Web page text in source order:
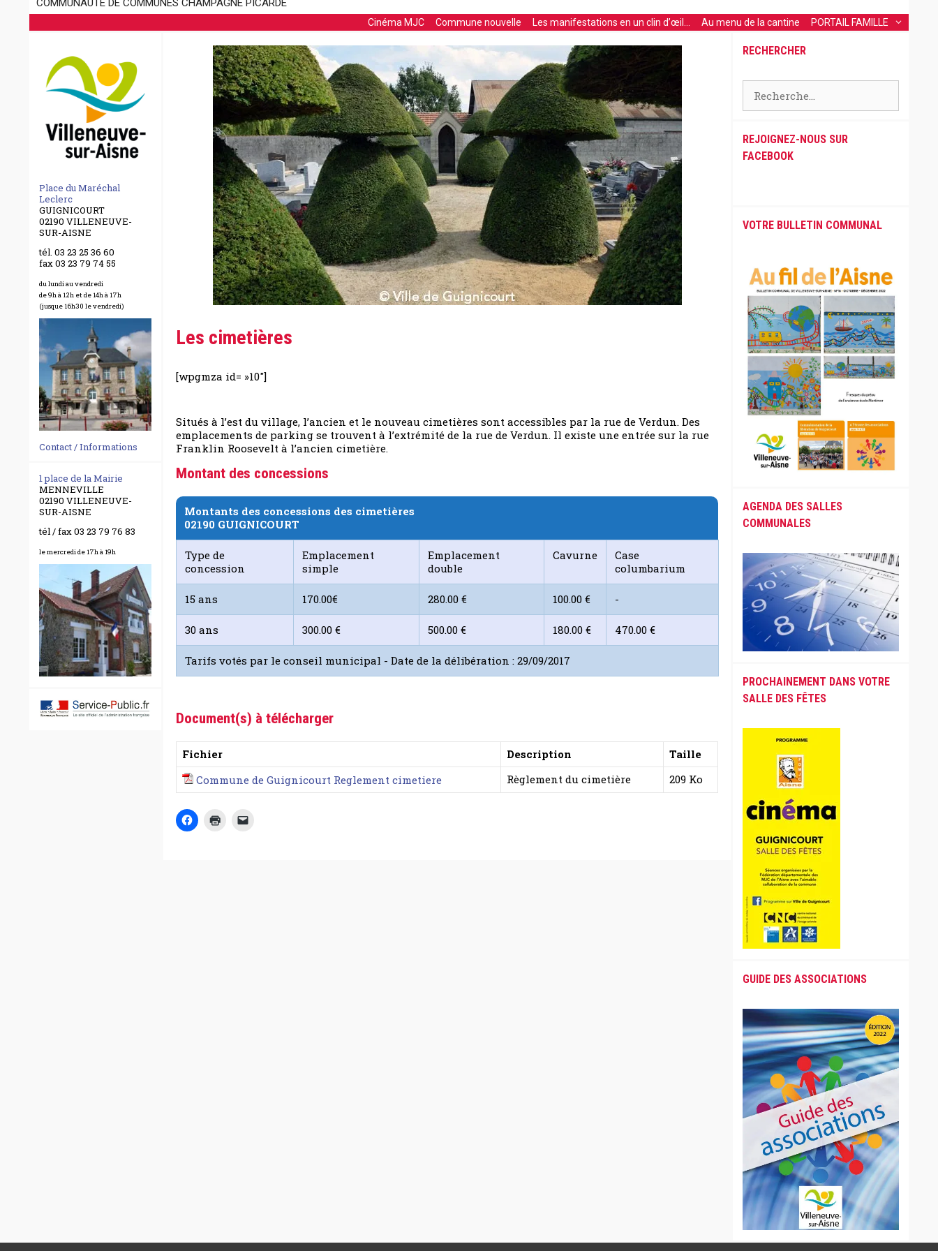
COMMUNAUTÉ DE COMMUNES CHAMPAGNE PICARDE
Cinéma MJC Commune nouvelle Les manifestations en un clin d’œil… Au menu de la cantine PORTAIL FAMILLE
Les cimetières
[wpgmza id= »10″]
Situés à l’est du village, l’ancien et le nouveau cimetières sont accessibles par la rue de Verdun. Des
emplacements de parking se trouvent à l’extrémité de la rue de Verdun. Il existe une entrée sur la rue
Franklin Roosevelt à l’ancien cimetière.
Montant des concessions
Montants des concessions des cimetières
02190 GUIGNICOURT
Type de
concession
Emplacement
simple
Emplacement
double
Cavurne
Case
columbarium
15 ans 170.00€ 280.00 € 100.00 € -
30 ans 300.00 € 500.00 € 180.00 € 470.00 €
Tarifs votés par le conseil municipal - Date de la délibération : 29/09/2017
Document(s) à télécharger
Fichier Description
Taille
Commune de Guignicourt Reglement cimetiere
Règlement du cimetière 209 Ko
Place du Maréchal
Leclerc
GUIGNICOURT
02190 VILLENEUVE-
SUR-AISNE
tél. 03 23 25 36 60
fax 03 23 79 74 55
du lundi au vendredi
de 9h à 12h et de 14h à 17h
(jusque 16h30 le vendredi)
Contact / Informations
1 place de la Mairie
MENNEVILLE
02190 VILLENEUVE-
SUR-AISNE
tél / fax 03 23 79 76 83
le mercredi de 17h à 19h
RECHERCHER
Rechercher :
REJOIGNEZ-NOUS SUR
FACEBOOK
VOTRE BULLETIN COMMUNAL
AGENDA DES SALLES
COMMUNALES
PROCHAINEMENT DANS VOTRE
SALLE DES FÊTES
GUIDE DES ASSOCIATIONS